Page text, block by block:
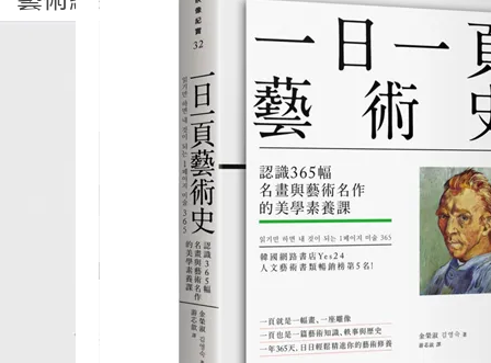
WABISABI侘寂 11.12月
一日一頁藝術史：認識
365幅名畫與藝術名作的